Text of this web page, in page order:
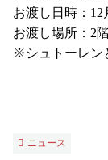
お渡し日時：12
お渡し場所：2
※シュトーレン
ニュース